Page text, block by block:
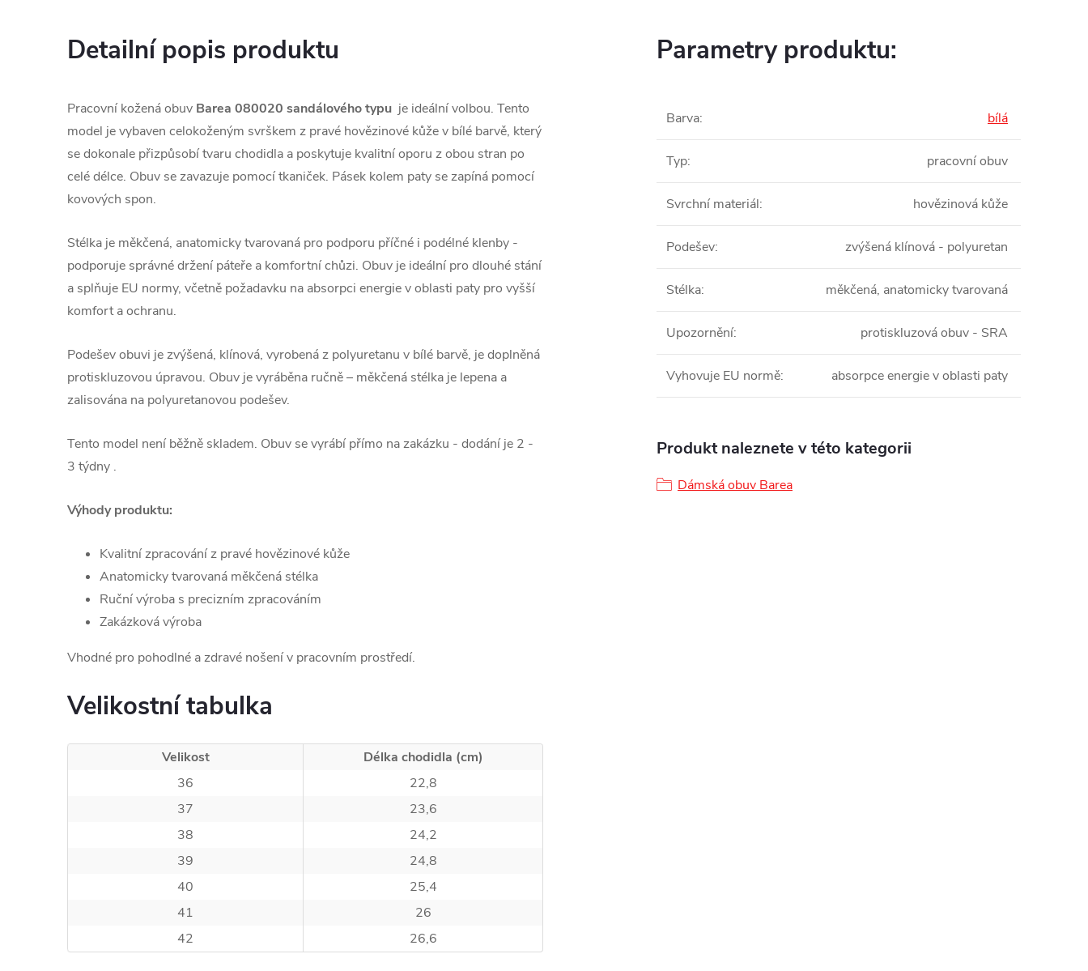
Detailní popis produktu
Pracovní kožená obuv Barea 080020 sandálového typu je ideální volbou. Tento
model je vybaven celokoženým svrškem z pravé hovězinové kůže v bílé barvě, který
se dokonale přizpůsobí tvaru chodidla a poskytuje kvalitní oporu z obou stran po
celé délce. Obuv se zavazuje pomocí tkaniček. Pásek kolem paty se zapíná pomocí
kovových spon.
Stélka je měkčená, anatomicky tvarovaná pro podporu příčné i podélné klenby -
podporuje správné držení páteře a komfortní chůzi. Obuv je ideální pro dlouhé stání
a splňuje EU normy, včetně požadavku na absorpci energie v oblasti paty pro vyšší
komfort a ochranu.
Podešev obuvi je zvýšená, klínová, vyrobená z polyuretanu v bílé barvě, je doplněná
protiskluzovou úpravou. Obuv je vyráběna ručně – měkčená stélka je lepena a
zalisována na polyuretanovou podešev.
Tento model není běžně skladem. Obuv se vyrábí přímo na zakázku - dodání je 2 -
3 týdny .
Výhody produktu:
Kvalitní zpracování z pravé hovězinové kůže
Anatomicky tvarovaná měkčená stélka
Ruční výroba s precizním zpracováním
Zakázková výroba
Vhodné pro pohodlné a zdravé nošení v pracovním prostředí.
Velikostní tabulka
Velikost
Délka chodidla (cm)
36
22,8
37
23,6
38
24,2
39
24,8
40
25,4
41
26
42
26,6
Parametry produktu:
Barva: bílá
Typ: pracovní obuv
Svrchní materiál: hovězinová kůže
Podešev: zvýšená klínová - polyuretan
Stélka: měkčená, anatomicky tvarovaná
Upozornění: protiskluzová obuv - SRA
Vyhovuje EU normě: absorpce energie v oblasti paty
Produkt naleznete v této kategorii
Dámská obuv Barea